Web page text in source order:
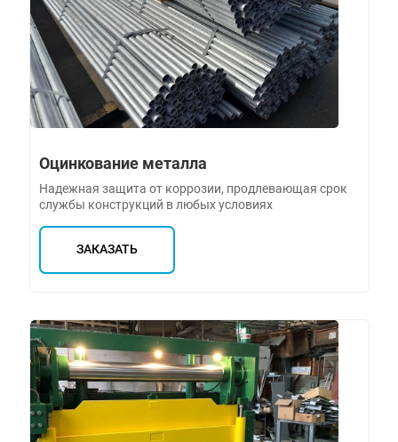
Оцинкование металла
Надежная защита от коррозии, продлевающая срок
службы конструкций в любых условиях
ЗАКАЗАТЬ